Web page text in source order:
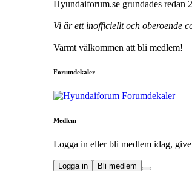
Hyundaiforum.se grundades redan
Vi är ett inofficiellt och oberoende
Varmt välkommen att bli medlem!
Forumdekaler
Medlem
Logga in eller bli medlem idag,
Logga in Bli medlem